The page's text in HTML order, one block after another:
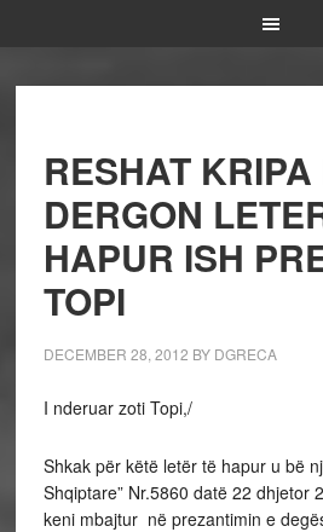
RESHAT KRIPA
DERGON
HAPUR ISH
TOPI
DECEMBER 28, 2012 BY DGRECA
I nderuar zoti Topi,/
Shkak për këtë letër të hapur u bë
Shqiptare” Nr.5860 datë 22 dhjetor
keni mbajtur në prezantimin e